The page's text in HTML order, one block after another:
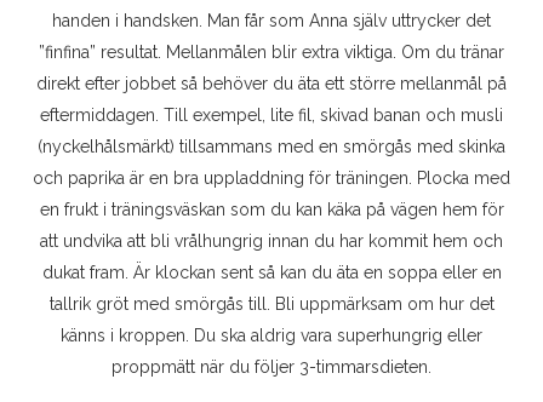
handen i handsken. Man får som Anna själv uttrycker det
”finfina” resultat. Mellanmålen blir extra viktiga. Om du tränar
direkt efter jobbet så behöver du äta ett större mellanmål på
eftermiddagen. Till exempel, lite fil, skivad banan och musli
(nyckelhålsmärkt) tillsammans med en smörgås med skinka
och paprika är en bra uppladdning för träningen. Plocka med
en frukt i träningsväskan som du kan käka på vägen hem för
att undvika att bli vrålhungrig innan du har kommit hem och
dukat fram. Är klockan sent så kan du äta en soppa eller en
tallrik gröt med smörgås till. Bli uppmärksam om hur det
känns i kroppen. Du ska aldrig vara superhungrig eller
proppmätt när du följer 3-timmarsdieten.